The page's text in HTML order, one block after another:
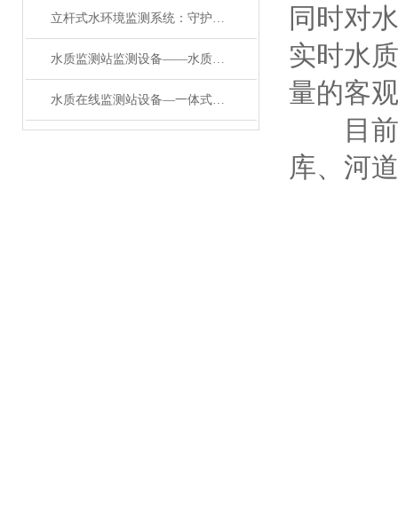
立杆式水环境监测系统：守护碧水的立杆水质监测站
水质监测站监测设备——水质在线监测系统：城市供水与污水处理的安全哨兵
水质在线监测站设备—一体式水质监测站：工业废水达标排放的“实时监管员”
同时对
实时水
量的客
目前
库、河